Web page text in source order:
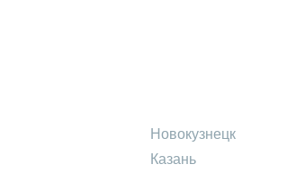
Новокузнецк
Казань